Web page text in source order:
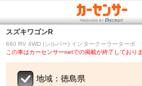
スズキワゴンR
660 RV 4WD (シルバー) インタークーラータ
この車はカーセンサーnetでの掲載が終了しておりま
地域：徳島県